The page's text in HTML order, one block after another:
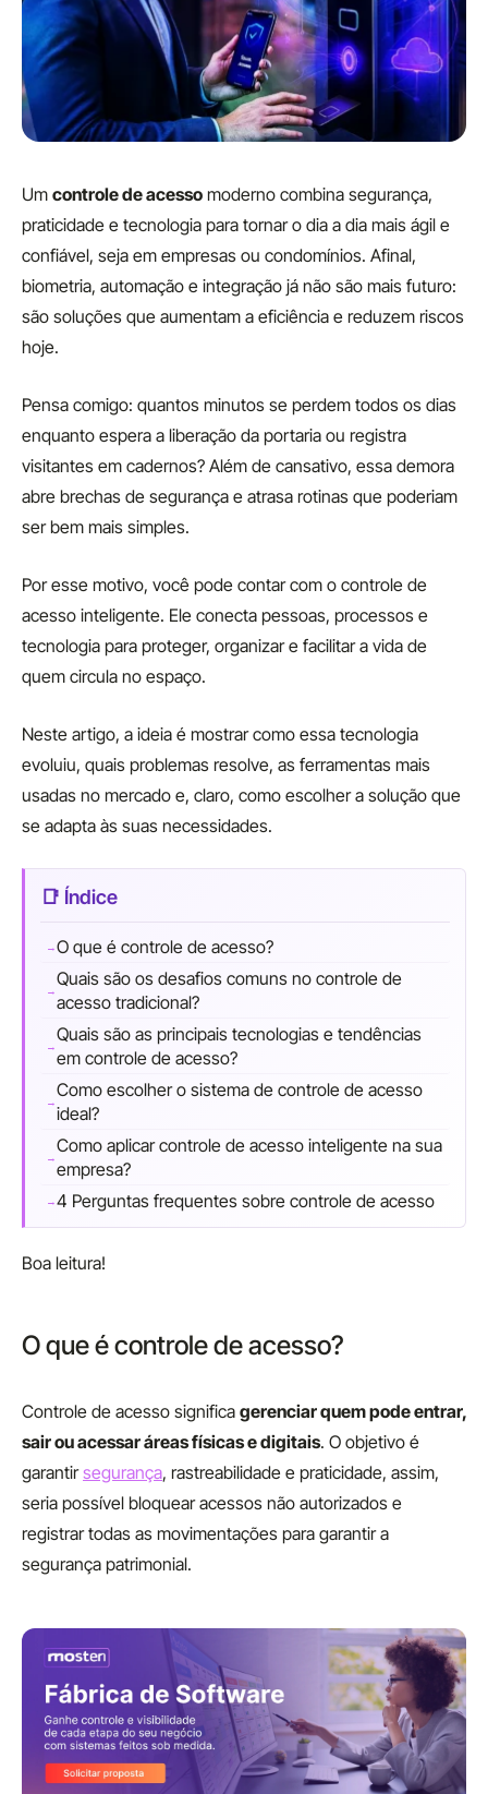
Um controle de acesso moderno combina segurança,
praticidade e tecnologia para tornar o dia a dia mais ágil e
confiável, seja em empresas ou condomínios. Afinal,
biometria, automação e integração já não são mais futuro:
são soluções que aumentam a eficiência e reduzem riscos
hoje.
Pensa comigo: quantos minutos se perdem todos os dias
enquanto espera a liberação da portaria ou registra
visitantes em cadernos? Além de cansativo, essa demora
abre brechas de segurança e atrasa rotinas que poderiam
ser bem mais simples.
Por esse motivo, você pode contar com o controle de
acesso inteligente. Ele conecta pessoas, processos e
tecnologia para proteger, organizar e facilitar a vida de
quem circula no espaço.
Neste artigo, a ideia é mostrar como essa tecnologia
evoluiu, quais problemas resolve, as ferramentas mais
usadas no mercado e, claro, como escolher a solução que
se adapta às suas necessidades.
O que é controle de acesso?
Quais são os desafios comuns no controle de
acesso tradicional?
Quais são as principais tecnologias e tendências
em controle de acesso?
Como escolher o sistema de controle de acesso
ideal?
Como aplicar controle de acesso inteligente na sua
empresa?
4 Perguntas frequentes sobre controle de acesso
Boa leitura!
O que é controle de acesso?
Controle de acesso significa gerenciar quem pode entrar,
sair ou acessar áreas físicas e digitais. O objetivo é
garantirsegurança, rastreabilidade e praticidade, assim,
seria possível bloquear acessos não autorizados e
registrar todas as movimentações para garantir a
segurança patrimonial.